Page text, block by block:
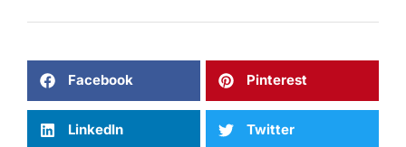
Facebook Pinterest
LinkedIn Twitter